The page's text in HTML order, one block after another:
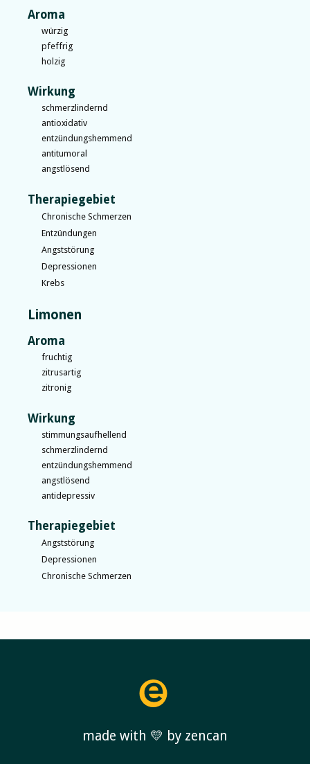
Aroma
würzig
pfeffrig
holzig
Wirkung
schmerzlindernd
antioxidativ
entzündungshemmend
antitumoral
angstlösend
Therapiegebiet
Chronische Schmerzen
Entzündungen
Angststörung
Depressionen
Krebs
Limonen
Aroma
fruchtig
zitrusartig
zitronig
Wirkung
stimmungsaufhellend
schmerzlindernd
entzündungshemmend
angstlösend
antidepressiv
Therapiegebiet
Angststörung
Depressionen
Chronische Schmerzen
made with 💛 by zencan